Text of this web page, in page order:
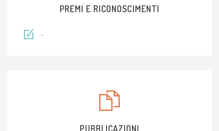
PREMI E RICONOSCIMENTI
-
PUBBLICAZIONI